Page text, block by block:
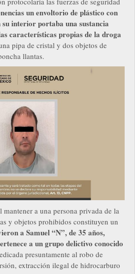
un envoltorio de plástico con
interior portaba una sustancia
características propias de la droga
pipa de cristal y dos objetos de
llantas.
a una persona privada de la
y objetos prohibidos constituyen un
a Samuel “N”, de 35 años,
a un grupo delictivo conocido
presuntamente al robo de
extracción ilegal de hidrocarburo